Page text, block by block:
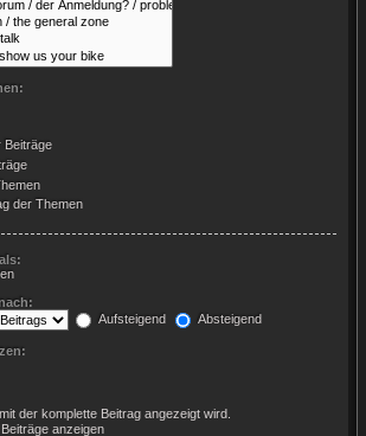
Beiträge
der Themen
Aufsteigend
Absteigend
der komplette Beitrag angezeigt wird.
anzeigen